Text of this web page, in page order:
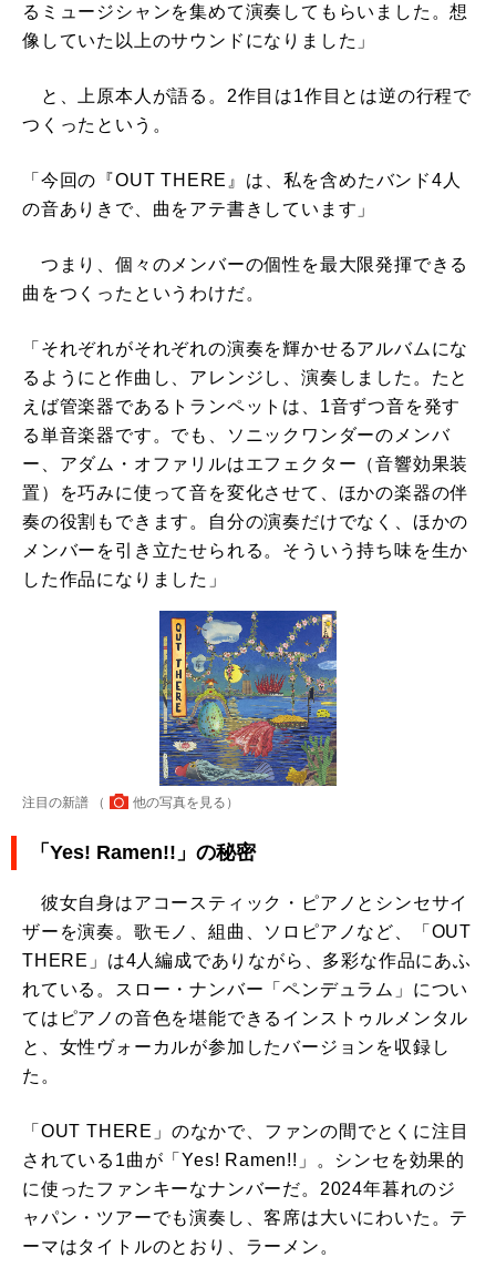
るミュージシャンを集めて演奏してもらいました。想
像していた以上のサウンドになりました」
と、上原本人が語る。2作目は1作目とは逆の行程で
つくったという。
「今回の『OUT THERE』は、私を含めたバンド4人
の音ありきで、曲をアテ書きしています」
つまり、個々のメンバーの個性を最大限発揮できる
曲をつくったというわけだ。
「それぞれがそれぞれの演奏を輝かせるアルバムにな
るようにと作曲し、アレンジし、演奏しました。たと
えば管楽器であるトランペットは、1音ずつ音を発す
る単音楽器です。でも、ソニックワンダーのメンバ
ー、アダム・オファリルはエフェクター（音響効果装
置）を巧みに使って音を変化させて、ほかの楽器の伴
奏の役割もできます。自分の演奏だけでなく、ほかの
メンバーを引き立たせられる。そういう持ち味を生か
した作品になりました」
注目の新譜 （ 他の写真を見る ）
「Yes! Ramen!!」の秘密
彼女自身はアコースティック・ピアノとシンセサイ
ザーを演奏。歌モノ、組曲、ソロピアノなど、「OUT
THERE」は4人編成でありながら、多彩な作品にあふ
れている。スロー・ナンバー「ペンデュラム」につい
てはピアノの音色を堪能できるインストゥルメンタル
と、女性ヴォーカルが参加したバージョンを収録し
た。
「OUT THERE」のなかで、ファンの間でとくに注目
されている1曲が「Yes! Ramen!!」。シンセを効果的
に使ったファンキーなナンバーだ。2024年暮れのジ
ャパン・ツアーでも演奏し、客席は大いにわいた。テ
ーマはタイトルのとおり、ラーメン。